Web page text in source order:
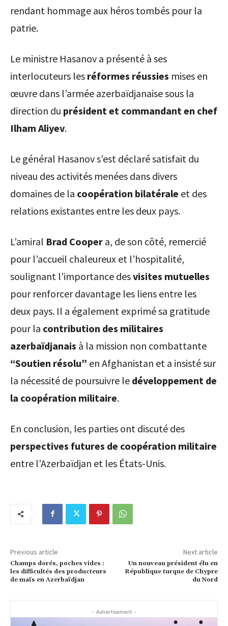
rendant hommage aux héros tombés pour la
patrie.
Le ministre Hasanov a présenté à ses
interlocuteurs les réformes réussies mises en
œuvre dans l’armée azerbaïdjanaise sous la
direction du président et commandant en chef
Ilham Aliyev.
Le général Hasanov s’est déclaré satisfait du
niveau des activités menées dans divers
domaines de la coopération bilatérale et des
relations existantes entre les deux pays.
L’amiral Brad Cooper a, de son côté, remercié
pour l’accueil chaleureux et l’hospitalité,
soulignant l’importance desvisites mutuelles
pour renforcer davantage les liens entre les
deux pays. Il a également exprimé sa gratitude
pour la contribution des militaires
azerbaïdjanais à la mission non combattante
“Soutien résolu” en Afghanistan et a insisté sur
la nécessité de poursuivre le développement de
la coopération militaire.
En conclusion, les parties ont discuté des
perspectives futures de coopération militaire
entre l’Azerbaïdjan et les États-Unis.
Previous article
Champs dorés, poches vides :
les difficultés des producteurs
de maïs en Azerbaïdjan
Next article
Un nouveau président élu en
République turque de Chypre
du Nord
- Advertisement -